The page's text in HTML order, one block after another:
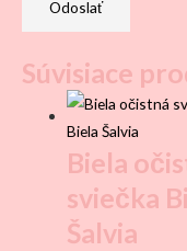
Súvisiace
Biela
sviečka
Šalvia